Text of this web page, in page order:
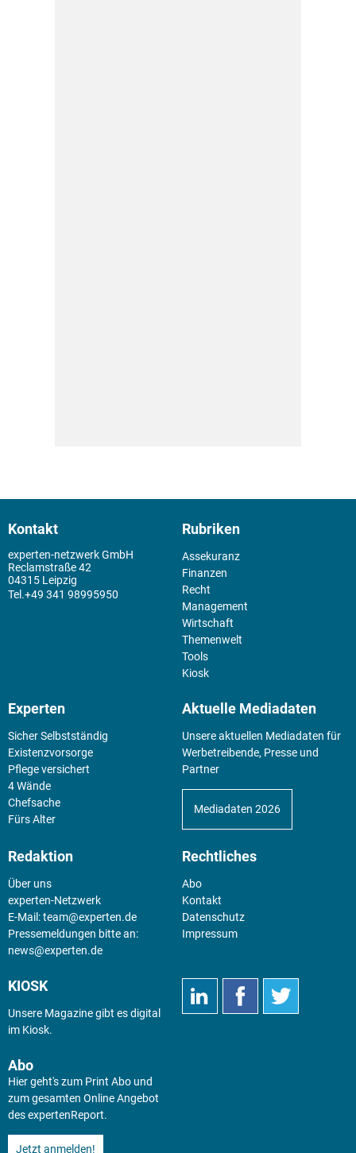
Kontakt
experten-netzwerk GmbH
Reclamstraße 42
04315 Leipzig
+49 341 98995950
Rubriken
Assekuranz
Finanzen
Recht
Management
Wirtschaft
Themenwelt
Tools
Kiosk
Experten
Sicher Selbstständig
Existenz­vorsorge
Pflege versichert
4 Wände
Chefsache
Fürs Alter
Aktuelle Mediadaten
Unsere aktuellen Mediadaten für
Werbetreibende, Presse und
Partner
Mediadaten 2026
Redaktion
Über uns
experten-Netzwerk
E-Mail:team@experten.de
Pressemeldungen bitte an:
news@experten.de
Rechtliches
Abo
Kontakt
Datenschutz
Impressum
KIOSK
Unsere Magazine gibt es digital
im Kiosk.
Abo
Hier geht's zum Print Abo und
zum gesamten Online Angebot
des expertenReport.
Jetzt anmelden!